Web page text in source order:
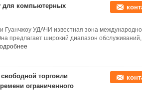
для компьютерных
Гуанчжоу УДАЧИ известная зона
предлагает широкий диапазон обслуживаний,
торговли
ограниченного